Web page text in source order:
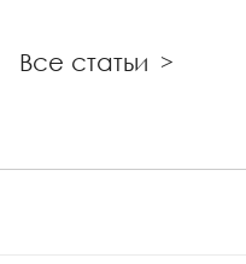
Все статьи >